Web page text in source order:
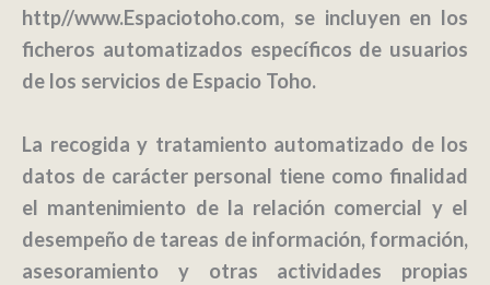
http//www.Espaciotoho.com, se incluyen en los
ficheros automatizados específicos de usuarios
de los servicios de Espacio Toho.
La recogida y tratamiento automatizado de los
datos de carácter personal tiene como finalidad
el mantenimiento de la relación comercial y el
desempeño de tareas de información, formación,
asesoramiento y otras actividades propias